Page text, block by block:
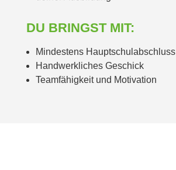
DU BRINGST MIT:
Mindestens Hauptschulabschluss
Handwerkliches Geschick
Teamfähigkeit und Motivation